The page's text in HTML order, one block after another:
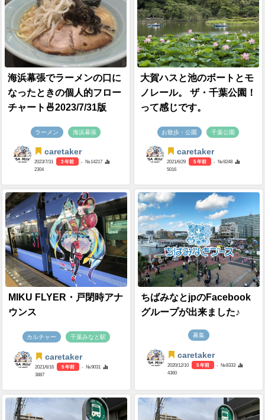
海浜幕張でラーメンの口に
なったときの個人的フロー
チャート🍜2023/7/31版
ラーメン 海浜幕張
caretaker
2023/7/31 3 年前
- №14217
2304
大賀ハスと池のボートとモ
ノレール。 ザ・千葉公園！
って感じです。
お散歩・公園 千葉公園
caretaker
2021/6/29 5 年前
- №9248
5016
MIKU FLYER・戸閉時アナ
ウンス
カルチャー 千葉みなと駅
caretaker
2021/6/16 5 年前
- №9031
3887
ちばみなとjpのFacebook
グループが出来ました♪
募集
caretaker
2020/12/10 5 年前
- №8333
4360